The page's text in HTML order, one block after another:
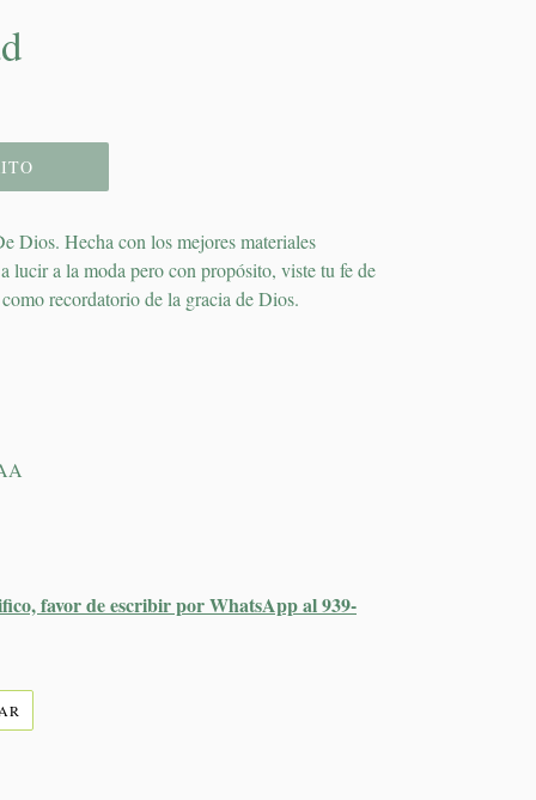
Dios. Hecha con los mejores materiales
lucir a la moda pero con propósito, viste tu fe de
recordatorio de la gracia de Dios.
favor de escribir por WhatsApp al 939-
TWITTER